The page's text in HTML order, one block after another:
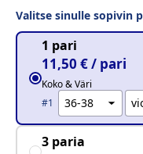
Valitse sinulle sopivin
1 pari
11,50 € / pari
Koko & Väri
#1
3 paria